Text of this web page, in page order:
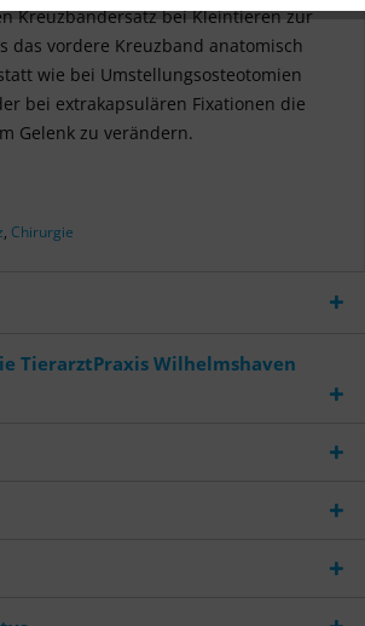
Kreuzbandersatz bei Kleintieren zur
das vordere Kreuzband anatomisch
wie bei Umstellungsosteotomien
bei extrakapsulären Fixationen die
Gelenk zu verändern.
, Chirurgie
TierarztPraxis Wilhelmshaven